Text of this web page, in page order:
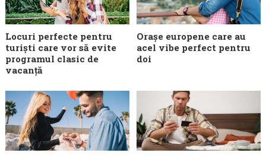
Locuri perfecte pentru
turiști care vor să evite
programul clasic de
vacanță
Orașe europene care au
acel vibe perfect pentru
doi